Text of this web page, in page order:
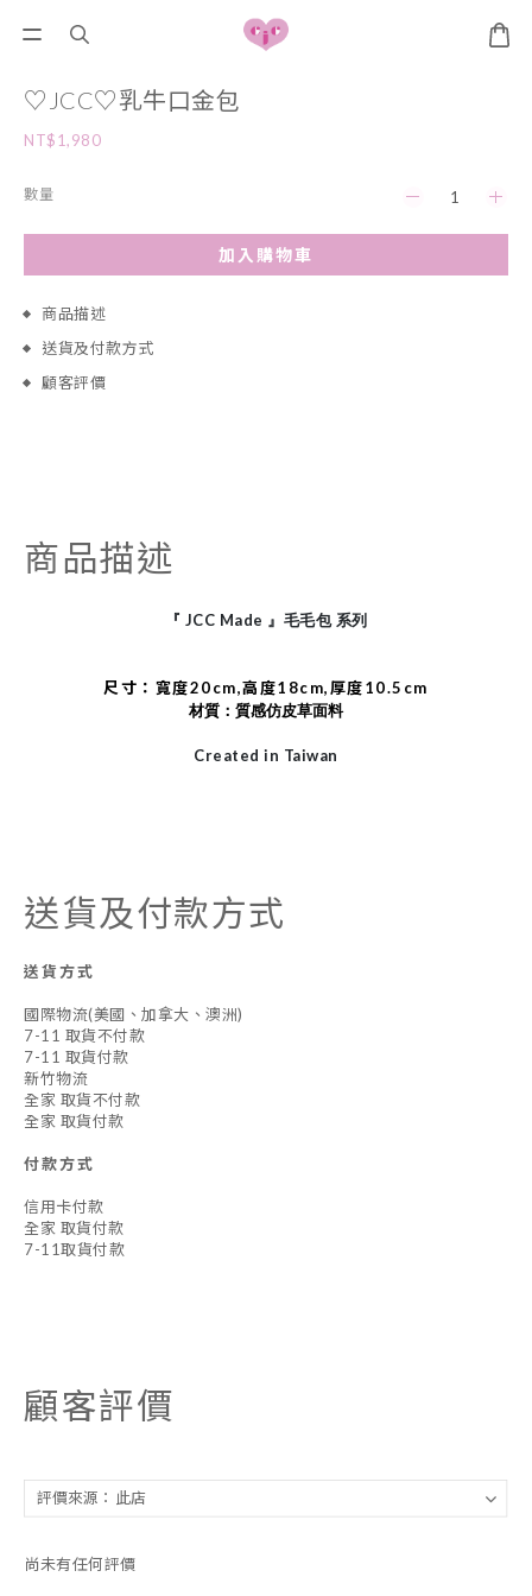
♡JCC♡乳牛口金包
NT$1,980
數量
加入購物車
商品描述
送貨及付款方式
顧客評價
商品描述
『 JCC Made 』毛毛包 系列
尺寸：寬度20cm,高度18cm,厚度10.5cm
材質：質感仿皮草面料
Created in Taiwan
送貨及付款方式
送貨方式
國際物流(美國、加拿大、澳洲)
7-11 取貨不付款
7-11 取貨付款
新竹物流
全家 取貨不付款
全家 取貨付款
付款方式
信用卡付款
全家 取貨付款
7-11取貨付款
顧客評價
尚未有任何評價